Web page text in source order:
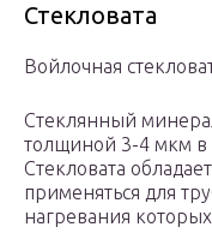
Стекловата
Войлочная
Стеклянный
толщиной 3-4 мкм в
Стекловата
применяться для
нагревания